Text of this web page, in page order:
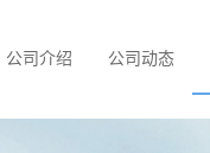
公司介绍 公司动态